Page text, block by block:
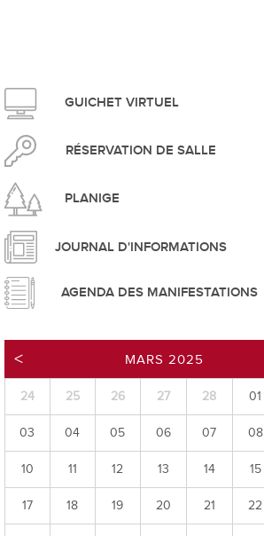
durable
d'ouverture
SIT
et service du feu
GUICHET VIRTUEL
RÉSERVATION DE SALLE
PLANIGE
JOURNAL D'INFORMATIONS
AGENDA DES MANIFESTATIONS
MARS 2025
24 25 26 27 28 01
03 04 05 06 07 08
10 11 12 13 14 15
17 18 19 20 21 22